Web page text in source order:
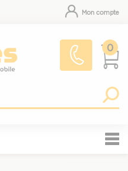
Mon compte
0